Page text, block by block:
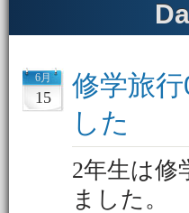
6月
15
修学旅
した
2年生は修
ました。